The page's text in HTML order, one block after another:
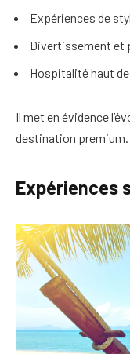
Expériences de
Divertissement et
Hospitalité haut
Il met en évidence
destination premium.
Expériences